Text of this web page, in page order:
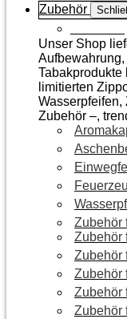
Zubehör
Unser Shop
Tabakprodukte
limitierten
Zubehör –,
Zubehör
Zubehör
Zubehör
Zubehör
Zubehör
Zubehör